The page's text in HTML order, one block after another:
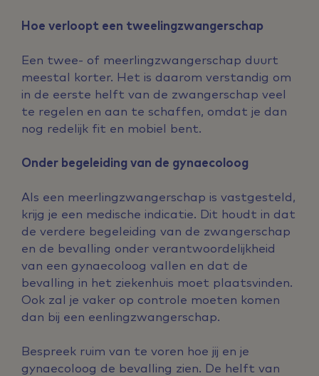
Hoe verloopt een tweelingzwangerschap
Een twee- of meerlingzwangerschap duurt
meestal korter. Het is daarom verstandig om
in de eerste helft van de zwangerschap veel
te regelen en aan te schaffen, omdat je dan
nog redelijk fit en mobiel bent.
Onder begeleiding van de gynaecoloog
Als een meerlingzwangerschap is vastgesteld,
krijg je een medische indicatie. Dit houdt in dat
de verdere begeleiding van de zwangerschap
en de bevalling onder verantwoordelijkheid
van een gynaecoloog vallen en dat de
bevalling in het ziekenhuis moet plaatsvinden.
Ook zal je vaker op controle moeten komen
dan bij een eenlingzwangerschap.
Bespreek ruim van te voren hoe jij en je
gynaecoloog de bevalling zien. De helft van